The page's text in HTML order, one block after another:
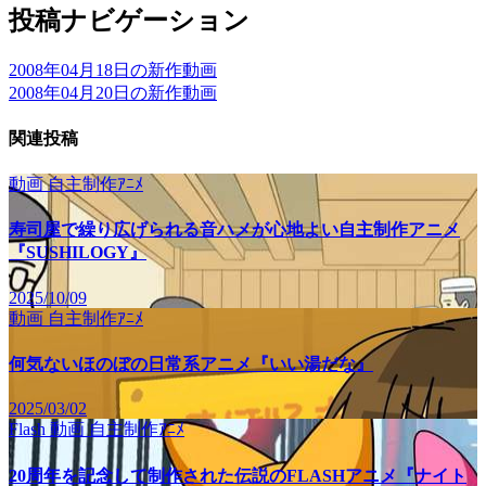
投稿ナビゲーション
2008年04月18日の新作動画
2008年04月20日の新作動画
関連投稿
動画自主制作ｱﾆﾒ
寿司屋で繰り広げられる音ハメが心地よい自主制作アニメ
『SUSHILOGY』
2025/10/09
動画 自主制作ｱﾆﾒ
何気ないほのぼの日常系アニメ『いい湯だな』
2025/03/02
Flash 動画自主制作ｱﾆﾒ
20周年を記念して制作された伝説のFLASHアニメ『ナイト